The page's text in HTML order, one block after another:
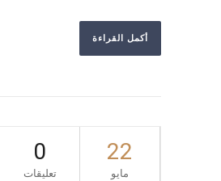
أكمل القراءة
22
مايو
0
تعليقات